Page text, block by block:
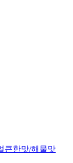
큰한맛/해물맛